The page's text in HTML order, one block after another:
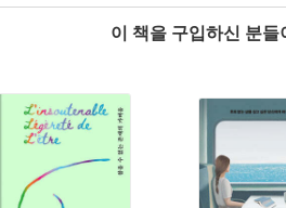
이 책을 구입하신 분